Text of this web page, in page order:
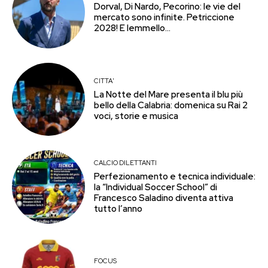
Dorval, Di Nardo, Pecorino: le vie del
mercato sono infinite. Petriccione
2028! E Iemmello…
CITTA'
La Notte del Mare presenta il blu più
bello della Calabria: domenica su Rai 2
voci, storie e musica
CALCIO DILETTANTI
Perfezionamento e tecnica individuale:
la “Individual Soccer School” di
Francesco Saladino diventa attiva
tutto l’anno
FOCUS